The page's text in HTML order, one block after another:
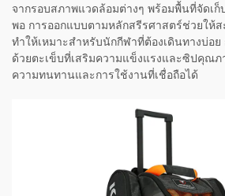
จากรอบสภาพแวดล้อมต่างๆ พร้อมพื้นที่จัดเก็
พอ การออกแบบตามหลักสรีรศาสตร์ช่วยให้
ทำให้เหมาะสำหรับนักกีฬาที่ต้องเดินทางบ่อย
ด้วยตะเข็บที่เสริมความแข็งแรงและซิปคุณภ
ความทนทานและการใช้งานที่เชื่อถือได้